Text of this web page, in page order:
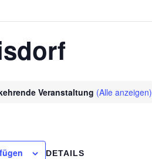
Veranstaltung (Alle anzeigen)
DETAILS